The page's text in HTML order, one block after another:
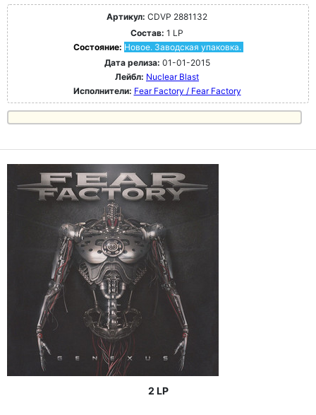
Артикул: CDVP 2881132
Состав: 1 LP
Состояние: Новое. Заводская упаковка.
Дата релиза: 01-01-2015
Лейбл: Nuclear Blast
Исполнители: Fear Factory / Fear Factory
2 LP